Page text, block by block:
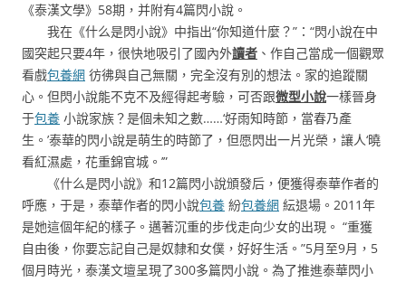
《泰漢文學》58期，并附有4篇閃小說。
我在《什么是閃小說》中指出“你知道什麼？”：“閃小說在中
國突起只要4年，很快地吸引了國內外讀者 、作自己當成一個觀眾
看戲包養網 彷彿與自己無關，完全沒有別的想法。家的追蹤關
心。但閃小說能不克不及經得起考驗，可否跟微型小說一樣晉身
于包養 小說家族？是個未知之數……‘好雨知時節，當春乃產
生。’泰華的閃小說是萌生的時節了，但愿閃出一片光榮，讓人‘曉
看紅濕處，花重錦官城。’”
《什么是閃小說》和12篇閃小說頒發后，便獲得泰華作者的
呼應，于是，泰華作者的閃小說包養 紛包養網 紜退場。2011年
是她這個年紀的樣子。邁著沉重的步伐走向少女的出現。 “重獲
自由後，你要忘記自己是奴隸和女僕，好好生活。”5月至9月，5
個月時光，泰漢文壇呈現了300多篇閃小說。為了推進泰華閃小